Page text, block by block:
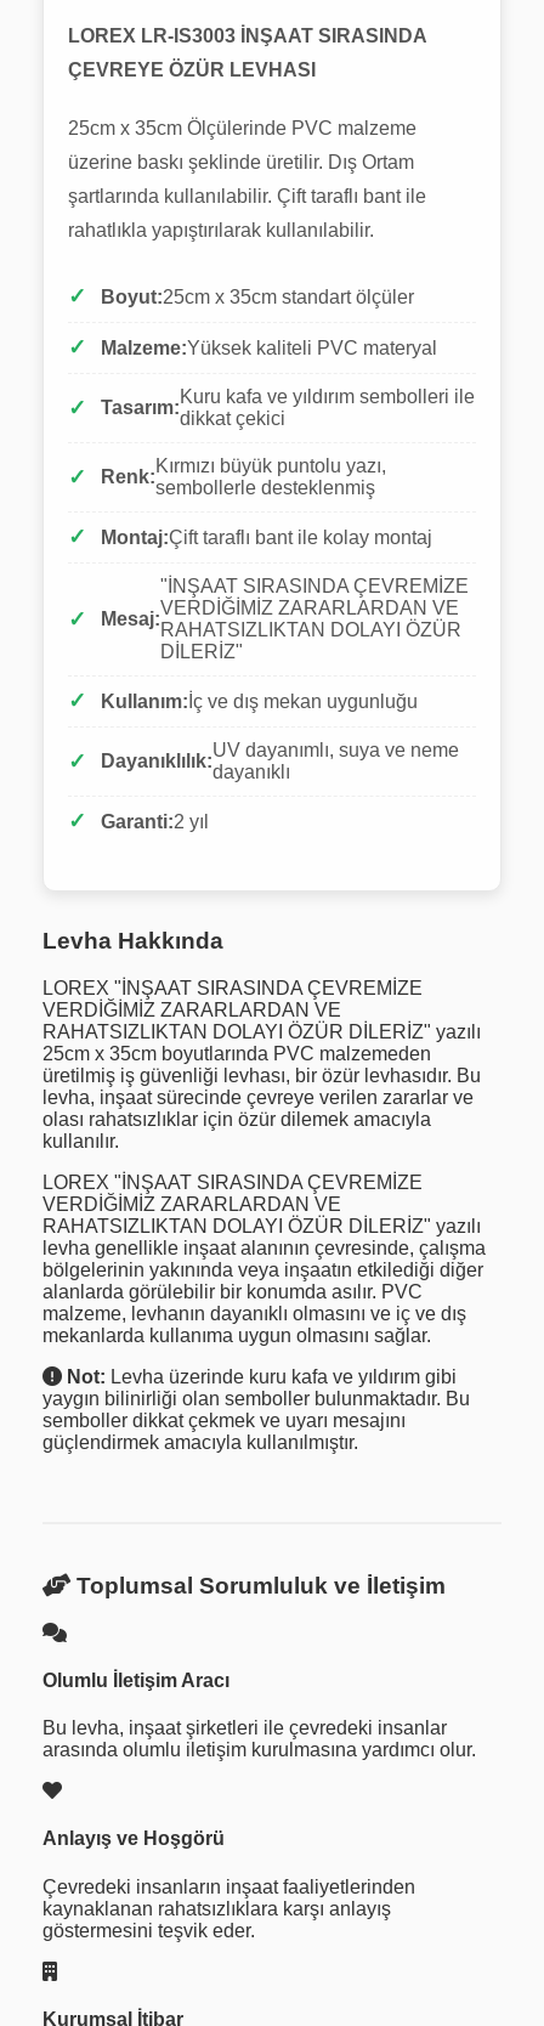
LOREX LR-IS3003 İNŞAAT SIRASINDA
ÇEVREYE ÖZÜR LEVHASI
25cm x 35cm Ölçülerinde PVC malzeme
üzerine baskı şeklinde üretilir. Dış Ortam
şartlarında kullanılabilir. Çift taraflı bant ile
rahatlıkla yapıştırılarak kullanılabilir.
Boyut:25cm x 35cm standart ölçüler
Malzeme:Yüksek kaliteli PVC materyal
Tasarım:
Kuru kafa ve yıldırım sembolleri ile
dikkat çekici
Renk:
Kırmızı büyük puntolu yazı,
sembollerle desteklenmiş
Montaj:Çift taraflı bant ile kolay montaj
Mesaj:
"İNŞAAT SIRASINDA ÇEVREMİZE
VERDİĞİMİZ ZARARLARDAN VE
RAHATSIZLIKTAN DOLAYI ÖZÜR
DİLERİZ"
Kullanım: İç ve dış mekan uygunluğu
Dayanıklılık:
UV dayanımlı, suya ve neme
dayanıklı
Garanti:2 yıl
Levha Hakkında
LOREX "İNŞAAT SIRASINDA ÇEVREMİZE
VERDİĞİMİZ ZARARLARDAN VE
RAHATSIZLIKTAN DOLAYI ÖZÜR DİLERİZ" yazılı
25cm x 35cm boyutlarında PVC malzemeden
üretilmiş iş güvenliği levhası, bir özür levhasıdır. Bu
levha, inşaat sürecinde çevreye verilen zararlar ve
olası rahatsızlıklar için özür dilemek amacıyla
kullanılır.
LOREX "İNŞAAT SIRASINDA ÇEVREMİZE
VERDİĞİMİZ ZARARLARDAN VE
RAHATSIZLIKTAN DOLAYI ÖZÜR DİLERİZ" yazılı
levha genellikle inşaat alanının çevresinde, çalışma
bölgelerinin yakınında veya inşaatın etkilediği diğer
alanlarda görülebilir bir konumda asılır. PVC
malzeme, levhanın dayanıklı olmasını ve iç ve dış
mekanlarda kullanıma uygun olmasını sağlar.
Not: Levha üzerinde kuru kafa ve yıldırım gibi
yaygın bilinirliği olan semboller bulunmaktadır. Bu
semboller dikkat çekmek ve uyarı mesajını
güçlendirmek amacıyla kullanılmıştır.
Toplumsal Sorumluluk ve İletişim
Olumlu İletişim Aracı
Bu levha, inşaat şirketleri ile çevredeki insanlar
arasında olumlu iletişim kurulmasına yardımcı olur.
Anlayış ve Hoşgörü
Çevredeki insanların inşaat faaliyetlerinden
kaynaklanan rahatsızlıklara karşı anlayış
göstermesini teşvik eder.
Kurumsal İtibar